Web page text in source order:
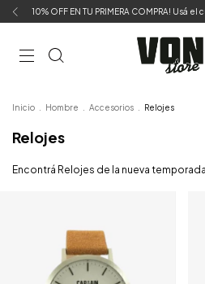
10% OFF EN TU PRIMERA COMPRA! Usá
Inicio Hombre Accesorios Relojes
Relojes
Encontrá Relojes de la nueva